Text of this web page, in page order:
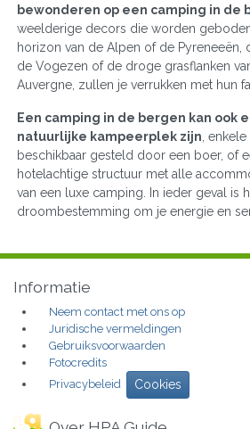
bewonderen op een camping in de
weelderige decors die worden
horizon van de Alpen of de Pyreneeën,
de Vogezen of de droge grasflanken
Auvergne, zullen je verrukken met hun
Een camping in de bergen kan ook
natuurlijke kampeerplek zijn ,
beschikbaar gesteld door een boer, of
hotelachtige structuur met alle
van een luxe camping. In ieder geval is
droombestemming om je energie en
Informatie
Neem contact met ons op
Juridische vermeldingen
Gebruiksvoorwaarden
Fotocredits
Privacybeleid
Cookies